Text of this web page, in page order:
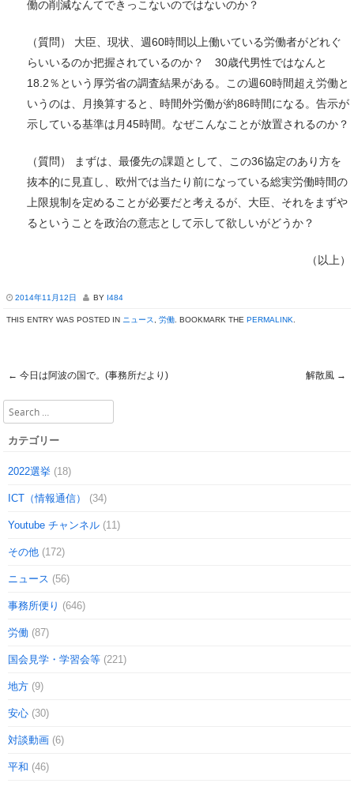
働の削減なんてできっこないのではないのか？
（質問） 大臣、現状、週60時間以上働いている労働者がどれぐ
らいいるのか把握されているのか？ 30歳代男性ではなんと
18.2％という厚労省の調査結果がある。この週60時間超え労働と
いうのは、月換算すると、時間外労働が約86時間になる。告示が
示している基準は月45時間。なぜこんなことが放置されるのか？
（質問） まずは、最優先の課題として、この36協定のあり方を
抜本的に見直し、欧州では当たり前になっている総実労働時間の
上限規制を定めることが必要だと考えるが、大臣、それをまずや
るということを政治の意志として示して欲しいがどうか？
（以上）
2014年11月12日 BY I484
THIS ENTRY WAS POSTED IN ニュース 労働 . BOOKMARK THE PERMALINK
Post navigation
← 今日は阿波の国で。(事務所だより) 解散風 →
Search
カテゴリー
2022選挙 (18)
ICT（情報通信） (34)
Youtube チャンネル (11)
その他 (172)
ニュース (56)
事務所便り (646)
労働 (87)
国会見学・学習会等 (221)
地方 (9)
安心 (30)
対談動画 (6)
平和 (46)